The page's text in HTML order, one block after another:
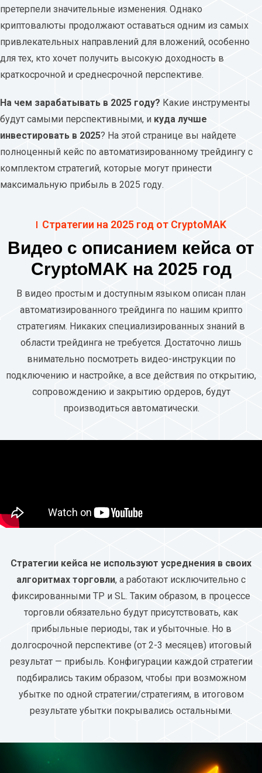
претерпели значительные изменения. Однако
криптовалюты продолжают оставаться одним из самых
привлекательных направлений для вложений, особенно
для тех, кто хочет получить высокую доходность в
краткосрочной и среднесрочной перспективе.
На чем зарабатывать в 2025 году? Какие инструменты
будут самыми перспективными, и куда лучше
инвестировать в 2025? На этой странице вы найдете
полноценный кейс по автоматизированному трейдингу с
комплектом стратегий, которые могут принести
максимальную прибыль в 2025 году.
Стратегии на 2025 год от CryptoMAK
Видео с описанием кейса от
CryptoMAK на 2025 год
В видео простым и доступным языком описан план
автоматизированного трейдинга по нашим крипто
стратегиям. Никаких специализированных знаний в
области трейдинга не требуется. Достаточно лишь
внимательно посмотреть видео-инструкции по
подключению и настройке, а все действия по открытию,
сопровождению и закрытию ордеров, будут
производиться автоматически.
Стратегии кейса не используют усреднения в своих
алгоритмах торговли, а работают исключительно с
фиксированными TP и SL. Таким образом, в процессе
торговли обязательно будут присутствовать, как
прибыльные периоды, так и убыточные. Но в
долгосрочной перспективе (от 2-3 месяцев) итоговый
результат — прибыль. Конфигурации каждой стратегии
подбирались таким образом, чтобы при возможном
убытке по одной стратегии/стратегиям, в итоговом
результате убытки покрывались остальными.